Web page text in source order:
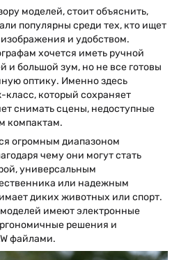
моделей, стоит объяснить,
популярны среди тех, кто ищет
и удобством.
хочется иметь ручной
и большой зум, но не все готовы
оптику. Именно здесь
класс, который сохраняет
снимать сцены, недоступные
компактам.
огромным диапазоном
чему они могут стать
универсальным
или надежным
диких животных или спорт.
имеют электронные
решения и
файлами.